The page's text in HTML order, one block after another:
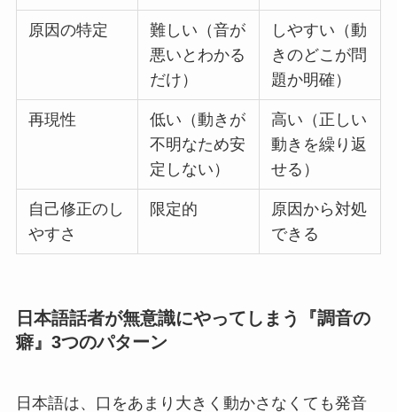
原因の特定
難しい（音が
悪いとわかる
だけ）
しやすい（動
きのどこが問
題か明確）
再現性
低い（動きが
不明なため安
定しない）
高い（正しい
動きを繰り返
せる）
自己修正のし
やすさ
限定的
原因から対処
できる
日本語話者が無意識にやってしまう『調音の
癖』3つのパターン
日本語は、口をあまり大きく動かさなくても発音